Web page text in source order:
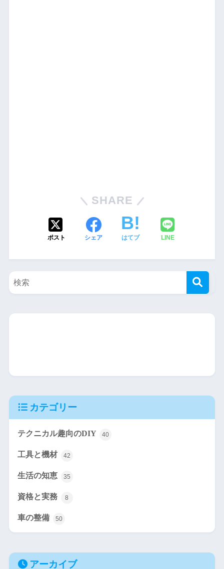
SHARE
ポスト シェア はてブ LINE
カテゴリー
テクニカル趣向のDIY 40
工具と機材 42
生活の知恵 35
資格と実務 8
車の整備 50
アーカイブ